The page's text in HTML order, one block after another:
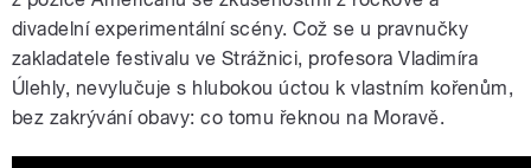
divadelní experimentální scény. Což se u pravnučky
zakladatele festivalu ve Strážnici, profesora Vladimíra
Úlehly, nevylučuje s hlubokou úctou k vlastním kořenům,
bez zakrývání obavy: co tomu řeknou na Moravě.